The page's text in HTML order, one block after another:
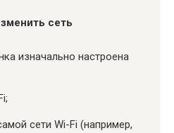
сеть
изначально настроена
сети Wi-Fi (например,